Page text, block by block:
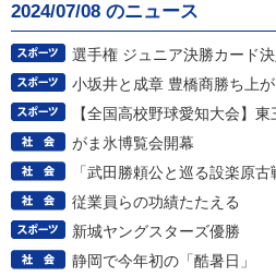
2024/07/08 のニュース
選手権 ジュニア決勝カード
小坂井と成章 豊橋商勝ち上が
【全国高校野球愛知大会】
がま氷博覧会開幕
「武田勝頼公と巡る設楽原古
従業員らの功績たたえる
新城ヤングスターズ優勝
静岡で今年初の「酷暑日」